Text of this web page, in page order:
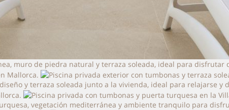
muro de piedra natural y terraza soleada, ideal para
y terraza soleada junto a la vivienda, ideal para relajarse
vegetación mediterránea y ambiente tranquilo para